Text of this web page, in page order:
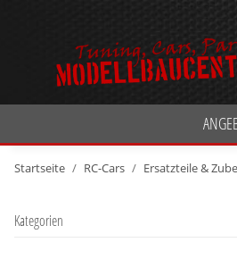
Startseite RC-Cars Ersatzteile &
Kategorien